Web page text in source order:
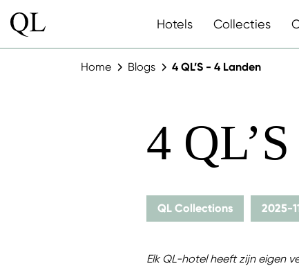
Hotels Collecties
Home Blogs 4 QL’S - 4 Landen
4
QL Collections 2025-
Elk QL-hotel heeft zijn eigen